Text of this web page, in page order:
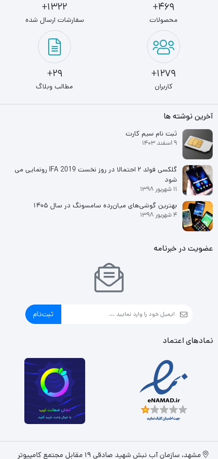
469+
محصولات
1322+
سفارشات ارسال شده
1279+
کاربران
29+
مطالب وبلاگ
آخرین نوشته ها
ثبت نام سیم کارت
9 اسفند 1403
گلکسی فولد ۲ احتمالا در روز نخست IFA 2019 رونمایی می
شود
11 شهریور 1398
بهترین گوشی‌های میان‌رده سامسونگ در سال ۱۴۰۵
4 شهریور 1398
عضویت در خبرنامه
ثبت‌نام
نمادهای اعتماد
مشهد، سازمان آب نبش شهید صادقی 19 مقابل مجتمع کامپیوتر